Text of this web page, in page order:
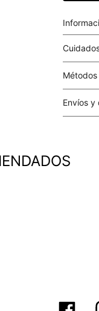
Tarjetas
Envíos y